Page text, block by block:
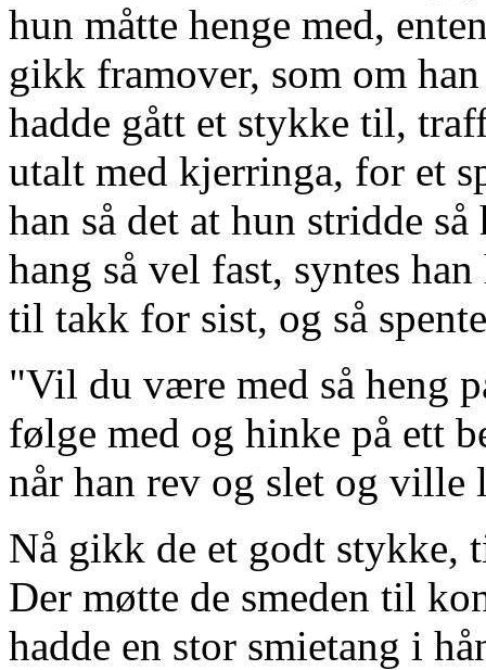
hun måtte henge med,
gikk framover, som om
hadde gått et stykke til,
utalt med kjerringa, for et
han så det at hun stridde
hang så vel fast, syntes
til takk for sist, og så
"Vil du være med så heng
følge med og hinke på ett
når han rev og slet og ville
Nå gikk de et godt stykke,
Der møtte de smeden til
hadde en stor smietang i